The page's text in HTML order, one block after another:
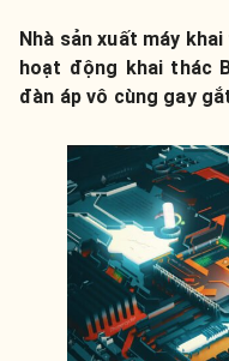
Nhà sản xuất máy
hoạt động khai thác
đàn áp vô cùng gay